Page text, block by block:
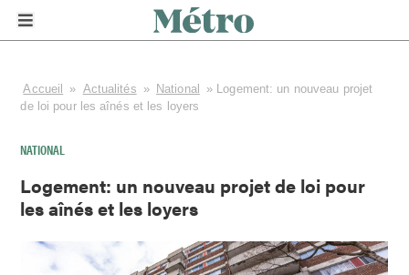
lang="fr-FR" >
Accueil » Actualités » National » Logement: un nouveau projet
de loi pour les aînés et les loyers
NATIONAL
Logement: un nouveau projet de loi pour
les aînés et les loyers